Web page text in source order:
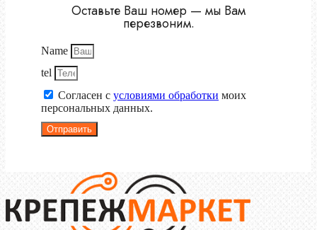
Оставьте Ваш номер — мы Вам
перезвоним.
Name
tel
Согласен с условиями обработки моих
персональных данных.
Отправить